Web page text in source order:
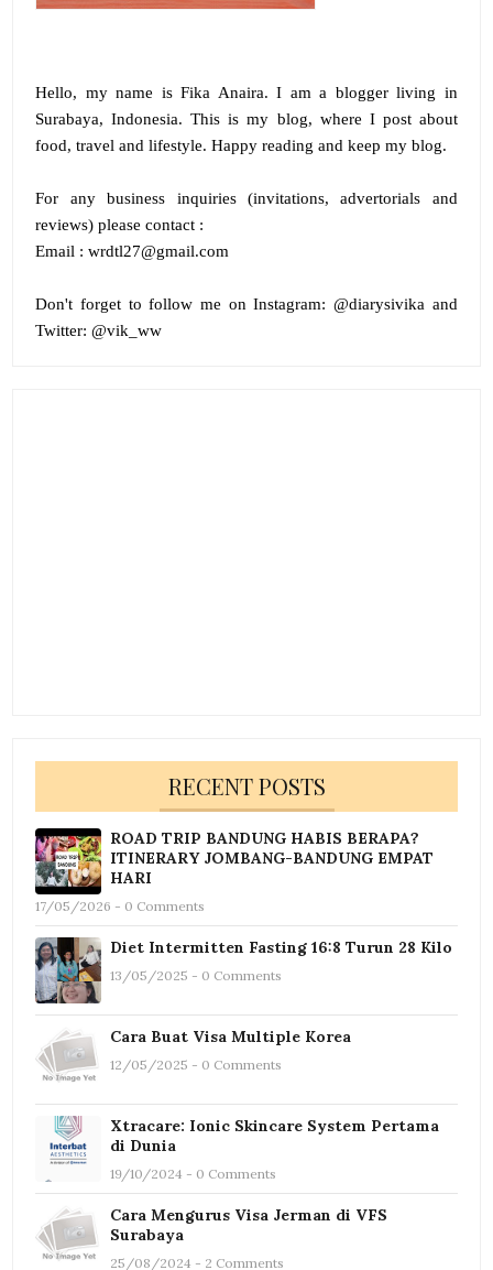
Hello, my name isFika Anaira. I am a blogger living in
Surabaya, Indonesia. This is my blog, where I post about
food, travel and lifestyle. Happy reading and keep my blog.
For any business inquiries (invitations, advertorials and
reviews) please contact :
Email : wrdtl27@gmail.com
Don't forget to follow me onInstagram: @diarysivika and
Twitter: @vik_ww
RECENT POSTS
ROAD TRIP BANDUNG HABIS BERAPA?
ITINERARY JOMBANG-BANDUNG EMPAT
HARI
17/05/2026 - 0 Comments
Diet Intermitten Fasting 16:8 Turun 28 Kilo
13/05/2025 - 0 Comments
Cara Buat Visa Multiple Korea
12/05/2025 - 0 Comments
Xtracare: Ionic Skincare System Pertama
di Dunia
19/10/2024 - 0 Comments
Cara Mengurus Visa Jerman di VFS
Surabaya
25/08/2024 - 2 Comments